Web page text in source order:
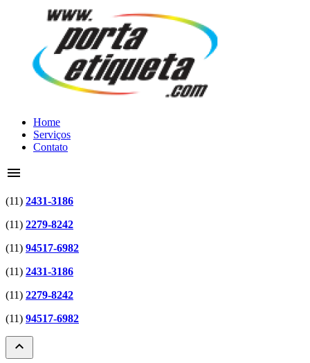
Home
Serviços
Contato
menu
(11) 2431-3186
(11) 2279-8242
(11) 94517-6982
(11) 2431-3186
(11) 2279-8242
(11) 94517-6982
expand_less